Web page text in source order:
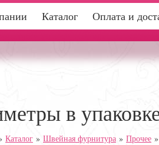
Каталог Оплата и
в
Каталог » Швейная фурнитура » Прочее